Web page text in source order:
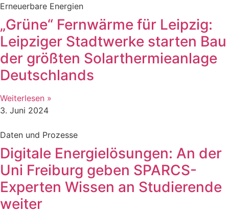
Erneuerbare Energien
„Grüne“ Fernwärme für Leipzig:
Leipziger Stadtwerke starten Bau
der größten Solarthermieanlage
Deutschlands
Weiterlesen »
3. Juni 2024
Daten und Prozesse
Digitale Energielösungen: An der
Uni Freiburg geben SPARCS-
Experten Wissen an Studierende
weiter